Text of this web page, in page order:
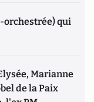
orchestrée) qui
Marianne
de la Paix